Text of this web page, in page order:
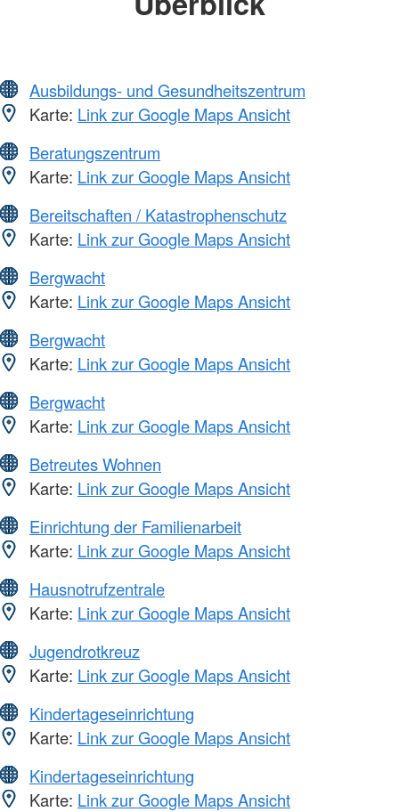
Ausbildungs- und Gesundheitszentrum
Karte: Link zur Google Maps Ansicht
Beratungszentrum
Karte: Link zur Google Maps Ansicht
Bereitschaften / Katastrophenschutz
Karte: Link zur Google Maps Ansicht
Bergwacht
Karte: Link zur Google Maps Ansicht
Bergwacht
Karte: Link zur Google Maps Ansicht
Bergwacht
Karte: Link zur Google Maps Ansicht
Betreutes Wohnen
Karte: Link zur Google Maps Ansicht
Einrichtung der Familienarbeit
Karte: Link zur Google Maps Ansicht
Hausnotrufzentrale
Karte: Link zur Google Maps Ansicht
Jugendrotkreuz
Karte: Link zur Google Maps Ansicht
Kindertageseinrichtung
Karte: Link zur Google Maps Ansicht
Kindertageseinrichtung
Karte: Link zur Google Maps Ansicht